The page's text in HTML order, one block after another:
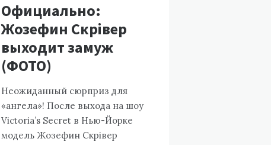
Официально:
Жозефин Скрівер
выходит замуж
(ФОТО)
Неожиданный сюрприз для
«ангела»! После выхода на шоу
Victoria’s Secret в Нью-Йорке
модель Жозефин Скрівер